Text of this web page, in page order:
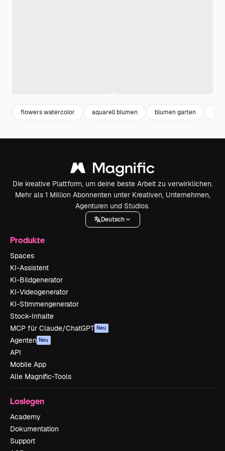
flowers watercolor aquarell blumen blumen garten
Die kreative Plattform, um deine beste Arbeit zu verwirklichen.
Mehr als 1 Million Abonnenten unter Kreativen, Unternehmen,
Agenturen und Studios.
Deutsch
Produkte
Spaces
KI-Assistent
KI-Bildgenerator
KI-Videogenerator
KI-Stimmengenerator
Stock-Inhalte
MCP für Claude/ChatGPT Neu
Agenten Neu
API
Mobile App
Alle Magnific-Tools
Loslegen
Academy
Dokumentation
Support